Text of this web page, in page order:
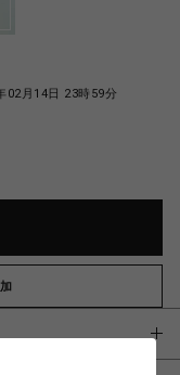
02月14日 23時59分